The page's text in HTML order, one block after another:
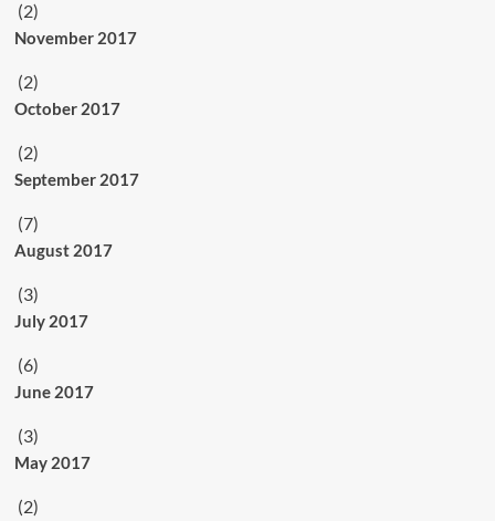
(2)
November 2017
(2)
October 2017
(2)
September 2017
(7)
August 2017
(3)
July 2017
(6)
June 2017
(3)
May 2017
(2)